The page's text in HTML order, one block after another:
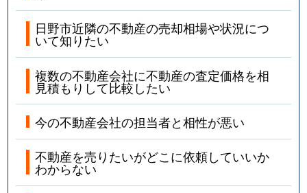
日野市近隣の不動産の売却相場や状況につ
いて知りたい
複数の不動産会社に不動産の査定価格を相
見積もりして比較したい
今の不動産会社の担当者と相性が悪い
不動産を売りたいがどこに依頼していいか
わからない